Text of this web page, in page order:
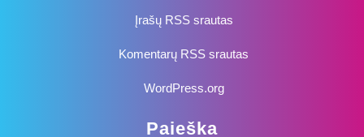
Įrašų RSS srautas
Komentarų RSS srautas
WordPress.org
Paieška